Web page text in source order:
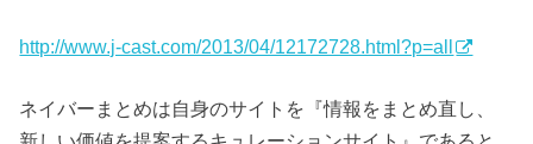
http://www.j-cast.com/2013/04/12172728.html?p=all
ネイバーまとめは自身のサイトを『情報をまとめ直し、